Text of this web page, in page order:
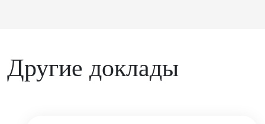
Другие доклады